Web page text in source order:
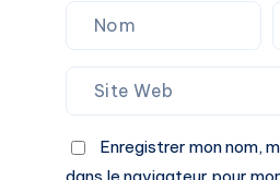
Enregistrer mon nom,